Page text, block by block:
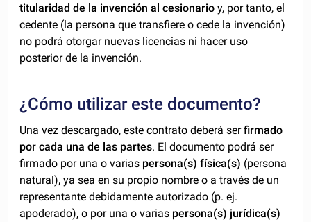
titularidad de la invención al cesionario y, por tanto, el
cedente (la persona que transfiere o cede la invención)
no podrá otorgar nuevas licencias ni hacer uso
posterior de la invención.
¿Cómo utilizar este documento?
Una vez descargado, este contrato deberá serfirmado
por cada una de las partes. El documento podrá ser
firmado por una o varias persona(s) física(s) (persona
natural), ya sea en su propio nombre o a través de un
representante debidamente autorizado (p. ej.
apoderado), o por una o varias persona(s) jurídica(s)